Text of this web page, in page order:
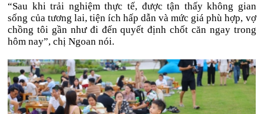
“Sau khi trải nghiệm thực tế, được tận thấy không gian
sống của tương lai, tiện ích hấp dẫn và mức giá phù hợp, vợ
chồng tôi gần như đi đến quyết định chốt căn ngay trong
hôm nay”, chị Ngoan nói.